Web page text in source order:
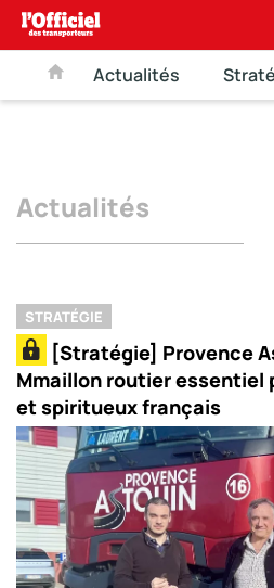
Actualités
Actualités
STRATÉGIE
[Stratégie] Provence
Mmaillon routier essentiel
et spiritueux français